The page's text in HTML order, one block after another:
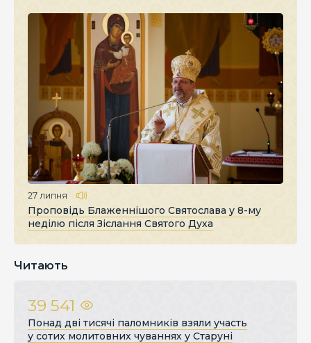
27 липня
Проповідь Блаженнішого Святослава у 8-му
неділю після Зіслання Святого Духа
Читають
39 541
Понад дві тисячі паломників взяли участь
у сотих молитовних чуваннях у Старуні